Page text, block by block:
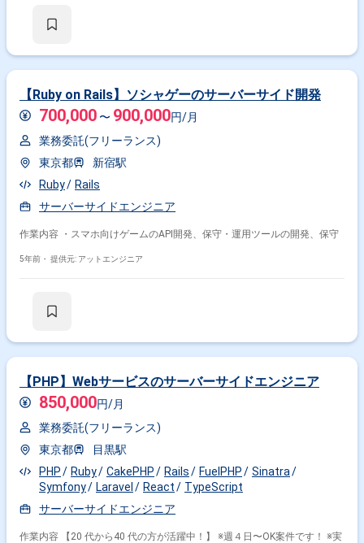
【Ruby on Rails】ソシャゲーのサーバーサイド開発
700,000 〜 900,000円/月
業務委託(フリーランス)
東京都
新宿駅
Ruby
Rails
サーバーサイドエンジニア
作業内容 ・スマホ向けゲームのAPI開発、保守・運用ツールの開発、保守
5年前・ 提供元: アットエンジニア
【PHP】Webサービスのサーバーサイドエンジニア
850,000円/月
業務委託(フリーランス)
東京都
目黒駅
PHP
Ruby CakePHP Rails FuelPHP
Sinatra
Symfony
Laravel React
TypeScript
サーバーサイドエンジニア
作業内容 【20 代から40 代の方が活躍中！】 ※週４日〜OK案件です！ ※実